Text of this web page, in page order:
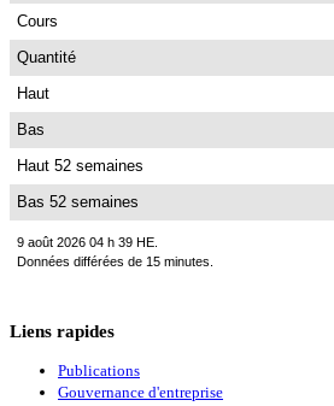
Cours
Quantité
Haut
Bas
Haut 52 semaines
Bas 52 semaines
9 août 2026 04 h 39 HE.
Données différées de 15 minutes.
Liens rapides
Publications
Gouvernance d'entreprise